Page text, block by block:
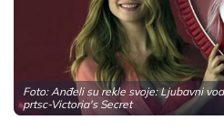
Foto: Anđeli su rekle svoje: Ljubavni
prtsc-Victoria's Secret